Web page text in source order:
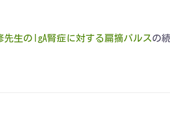
生のIgA腎症に対する扁摘パルスの